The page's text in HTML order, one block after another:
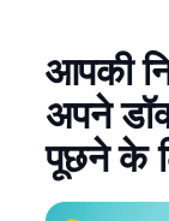
आपकी
अपने
पूछने के